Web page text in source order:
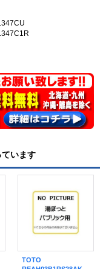
います
TOTO